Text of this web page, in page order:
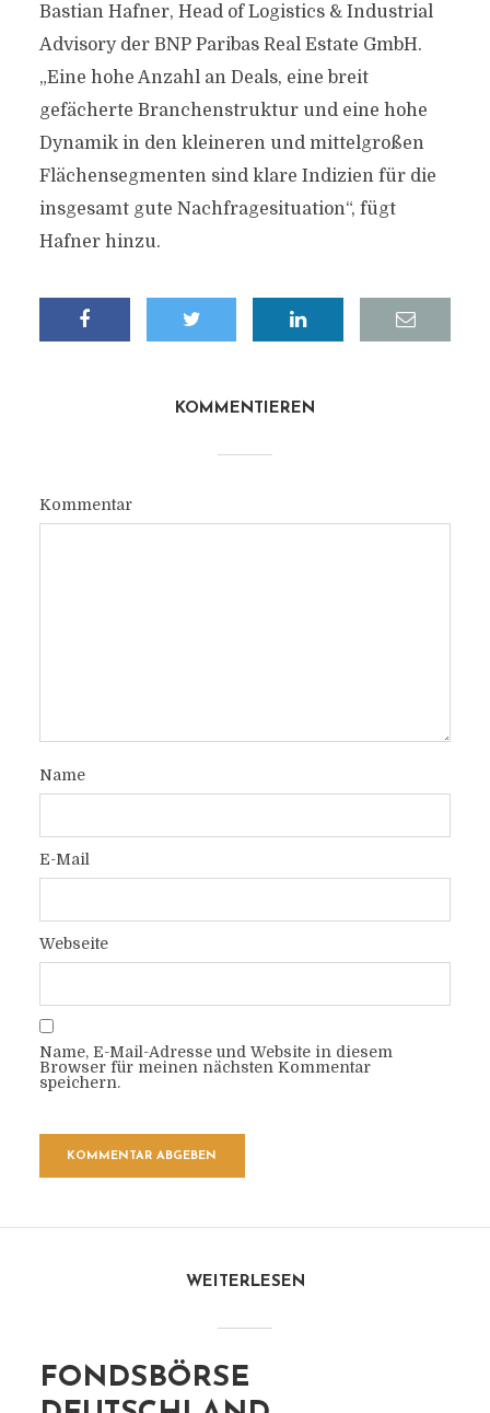
Bastian Hafner, Head of Logistics & Industrial
Advisory der BNP Paribas Real Estate GmbH.
„Eine hohe Anzahl an Deals, eine breit
gefächerte Branchenstruktur und eine hohe
Dynamik in den kleineren und mittelgroßen
Flächensegmenten sind klare Indizien für die
insgesamt gute Nachfragesituation“, fügt
Hafner hinzu.
KOMMENTIEREN
Kommentar
Name
E-Mail
Webseite
Name, E-Mail-Adresse und Website in diesem
Browser für meinen nächsten Kommentar
speichern.
WEITERLESEN
FONDSBÖRSE